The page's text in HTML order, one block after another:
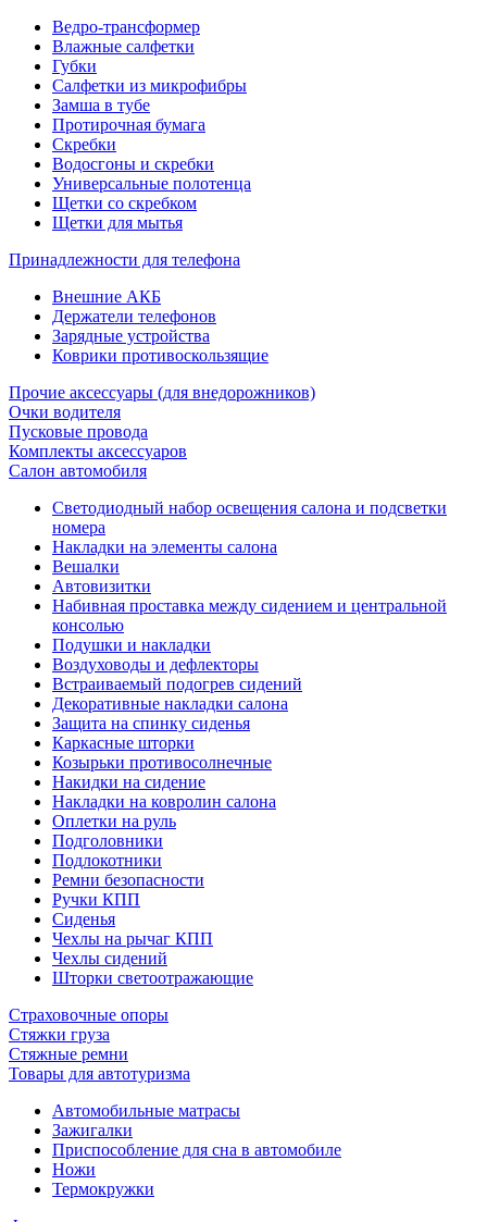
Ведро-трансформер
Влажные салфетки
Губки
Салфетки из микрофибры
Замша в тубе
Протирочная бумага
Скребки
Водосгоны и скребки
Универсальные полотенца
Щетки со скребком
Щетки для мытья
Принадлежности для телефона
Внешние АКБ
Держатели телефонов
Зарядные устройства
Коврики противоскользящие
Прочие аксессуары (для внедорожников)
Очки водителя
Пусковые провода
Комплекты аксессуаров
Салон автомобиля
Светодиодный набор освещения салона и подсветки
номера
Накладки на элементы салона
Вешалки
Автовизитки
Набивная проставка между сидением и центральной
консолью
Подушки и накладки
Воздуховоды и дефлекторы
Встраиваемый подогрев сидений
Декоративные накладки салона
Защита на спинку сиденья
Каркасные шторки
Козырьки противосолнечные
Накидки на сидение
Накладки на ковролин салона
Оплетки на руль
Подголовники
Подлокотники
Ремни безопасности
Ручки КПП
Сиденья
Чехлы на рычаг КПП
Чехлы сидений
Шторки светоотражающие
Страховочные опоры
Стяжки груза
Стяжные ремни
Товары для автотуризма
Автомобильные матрасы
Зажигалки
Приспособление для сна в автомобиле
Ножи
Термокружки